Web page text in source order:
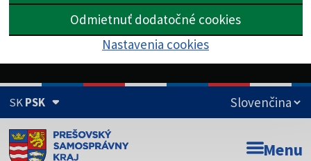
Odmietnuť dodatočné cookies
Nastavenia cookies
SKPSK
Doména psk.sk je oficiálna Menu